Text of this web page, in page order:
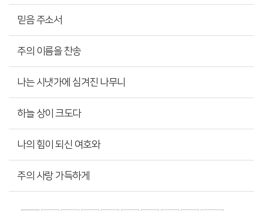
믿음 주소서
주의 이름을 찬송
나는 시냇가에 심겨진 나무니
하늘 상이 크도다
나의 힘이 되신 여호와
주의 사랑 가득하게